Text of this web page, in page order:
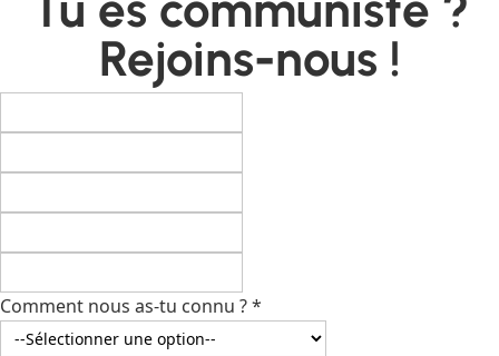
Rejoins-nous !
Comment nous as-tu connu ?*